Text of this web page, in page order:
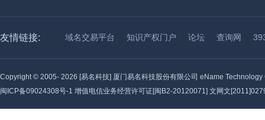
友情链接: 域名交易平台 知识产权门户 论坛 查询网
Copyright © 2005- 2026 [易名科技] 厦门易名科技股份有限公司 eName Technology
闽ICP备09024308号-1 增值电信业务经营许可证[闽B2-20120071] 文网文